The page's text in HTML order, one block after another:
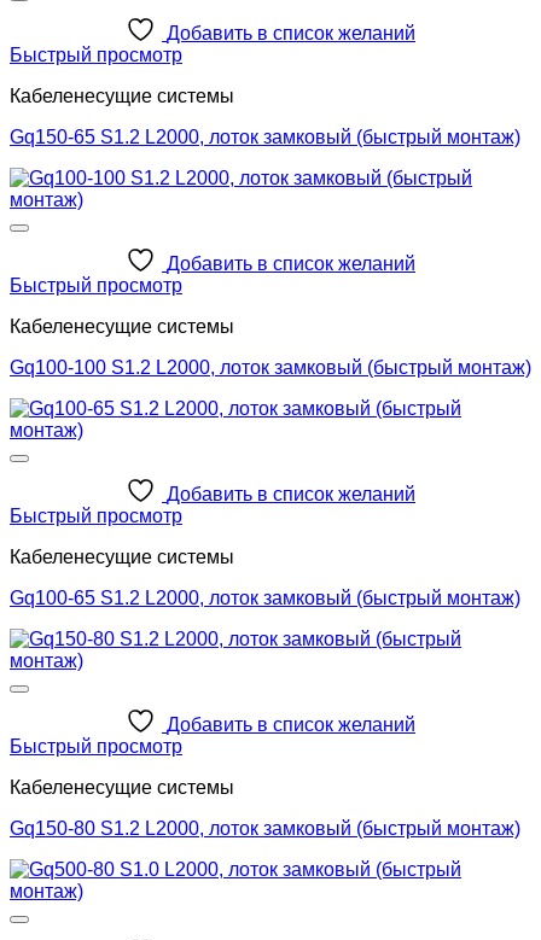
Добавить в список желаний
Быстрый просмотр
Кабеленесущие системы
Gq150-65 S1.2 L2000, лоток замковый (быстрый монтаж)
Добавить в список желаний
Быстрый просмотр
Кабеленесущие системы
Gq100-100 S1.2 L2000, лоток замковый (быстрый монтаж)
Добавить в список желаний
Быстрый просмотр
Кабеленесущие системы
Gq100-65 S1.2 L2000, лоток замковый (быстрый монтаж)
Добавить в список желаний
Быстрый просмотр
Кабеленесущие системы
Gq150-80 S1.2 L2000, лоток замковый (быстрый монтаж)